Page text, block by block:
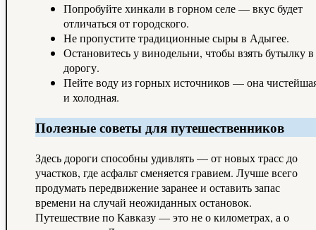
Попробуйте хинкали в горном селе — вкус будет
отличаться от городского.
Не пропустите традиционные сыры в Адыгее.
Остановитесь у винодельни, чтобы взять бутылку в
дорогу.
Пейте воду из горных источников — она
и холодная.
Полезные советы для путешественников
Здесь дороги способны удивлять — от новых трасс до
участков, где асфальт сменяется гравием. Лучше всего
продумать передвижение заранее и оставить запас
времени на случай неожиданных остановок.
Путешествие по Кавказу — это не о километрах, а о